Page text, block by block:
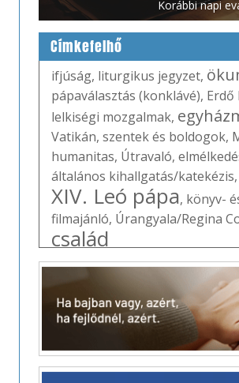
Korábbi napi
Címkefelhő
ifjúság, liturgikus jegyzet,
pápaválasztás (konklávé), Erdő
lelkiségi mozgalmak,
Vatikán, szentek és boldogok,
humanitas, Útravaló,
általános kihallgatás/katekézis,
XIV. Leó pápa, könyv-
filmajánló, Úrangyala/Regina
család